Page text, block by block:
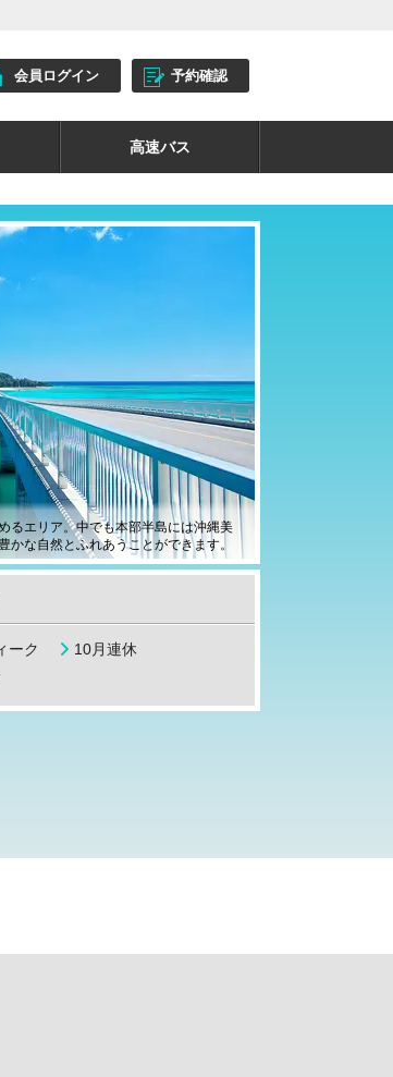
会員ログイン 予約確認
高速バス
るエリア。中でも本部半島には沖縄美
な自然とふれあうことができます。
ーク
10月連休